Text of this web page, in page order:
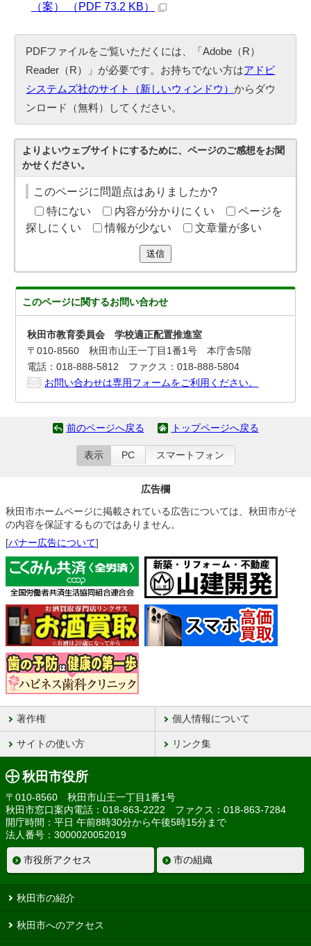
（案） （PDF 73.2 KB）
PDFファイルをご覧いただくには、「Adobe（R）
Reader（R）」が必要です。お持ちでない方はアドビ
システムズ社のサイト（新しいウィンドウ）からダウ
ンロード（無料）してください。
よりよいウェブサイトにするために、ページのご感想をお聞
かせください。
このページに問題点はありましたか?
特にない
内容が分かりにくい
ページを
探しにくい
情報が少ない 文章量が多い
送信
このページに関するお問い合わせ
秋田市教育委員会 学校適正配置推進室
〒010-8560 秋田市山王一丁目1番1号 本庁舎5階
電話：018-888-5812 ファクス：018-888-5804
お問い合わせは専用フォームをご利用ください。
前のページへ戻る トップページへ戻る
表示 PC スマートフォン
広告欄
秋田市ホームページに掲載されている広告については、秋田市がそ
の内容を保証するものではありません。
[バナー広告について]
著作権 個人情報について
サイトの使い方 リンク集
秋田市役所
〒010-8560 秋田市山王一丁目1番1号
秋田市窓口案内電話：018-863-2222 ファクス：018-863-7284
開庁時間：平日 午前8時30分から午後5時15分まで
法人番号：3000020052019
市役所アクセス 市の組織
秋田市の紹介
秋田市へのアクセス